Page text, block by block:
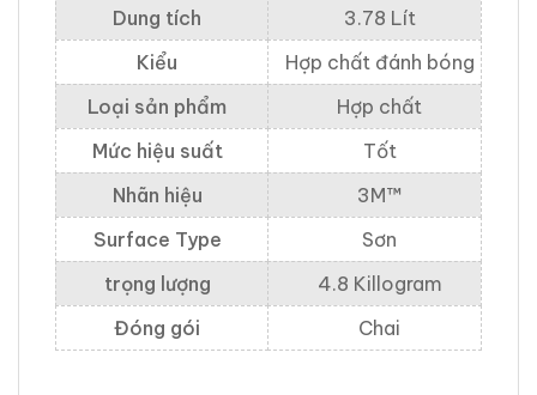
Dung tích
3.78 Lít
Kiểu
Hợp chất đánh bóng
Loại sản phẩm
Hợp chất
Mức hiệu suất
Tốt
Nhãn hiệu
3M™
Surface Type
Sơn
trọng lượng
4.8 Killogram
Đóng gói
Chai